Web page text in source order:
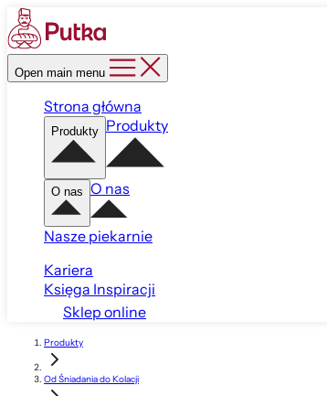
Open main menu
Strona główna
Produkty Produkty
O nas O nas
Nasze piekarnie
Kariera
Księga Inspiracji
Sklep online
Produkty
Od Śniadania do Kolacji